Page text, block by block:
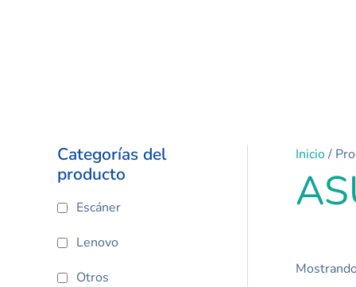
Categorías del
producto
Escáner
Lenovo
Otros
Inicio/